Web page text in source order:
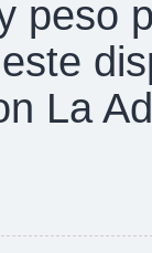
peso
La